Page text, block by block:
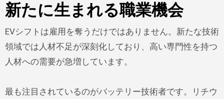
新たに生まれる職業機会
EVシフトは雇用を奪うだけではありません。新たな技術
領域では人材不足が深刻化しており、高い専門性を持つ
人材への需要が急増しています。
最も注目されているのがバッテリー技術者です。リチウ